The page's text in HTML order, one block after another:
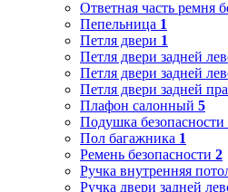
Ответная часть ремня
Пепельница 1
Петля двери 1
Петля двери задней
Петля двери задней
Петля двери задней
Плафон салонный 5
Подушка безопасности
Пол багажника 1
Ремень безопасности 2
Ручка внутренняя
Ручка двери задней